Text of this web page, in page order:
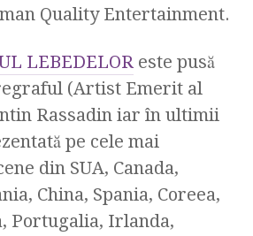
Quality Entertainment.
LEBEDELOR este pusă
(Artist Emerit al
Rassadin iar în ultimii
pe cele mai
din SUA, Canada,
China, Spania, Coreea,
Portugalia, Irlanda,